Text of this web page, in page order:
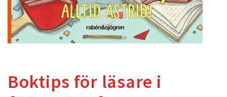
Boktips för läsare i